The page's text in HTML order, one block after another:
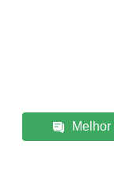
Melhor